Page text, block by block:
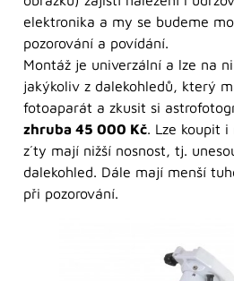
elektronika a my se budeme
pozorování a povídání.
Montáž je univerzální a lze na
jakýkoliv z dalekohledů, který
fotoaparát a zkusit si
zhruba 45 000 Kč. Lze koupit
z´ty mají nižší nosnost, tj.
dalekohled. Dále mají menší
při pozorování.